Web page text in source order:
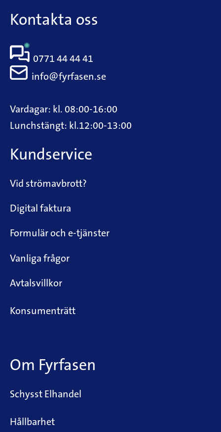
Kontakta oss
0771 44 44 41
info@fyrfasen.se
Vardagar: kl. 08:00-16:00
Lunchstängt: kl.12:00-13:00
Kundservice
Vid strömavbrott?
Digital faktura
Formulär och e-tjänster
Vanliga frågor
Avtalsvillkor
Konsumenträtt
Om Fyrfasen
Schysst Elhandel
Hållbarhet